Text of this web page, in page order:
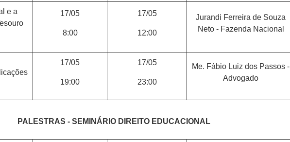
e a
17/05
8:00
17/05
12:00
Jurandi Ferreira de Souza
Neto - Fazenda Nacional
17/05
19:00
17/05
23:00
Me. Fábio Luiz dos Passos -
Advogado
PALESTRAS - SEMINÁRIO DIREITO EDUCACIONAL